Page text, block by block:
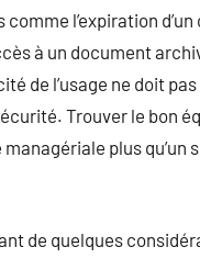
l’expiration
à un document
de l’usage ne doit
Trouver le bon
plus qu’un
de quelques